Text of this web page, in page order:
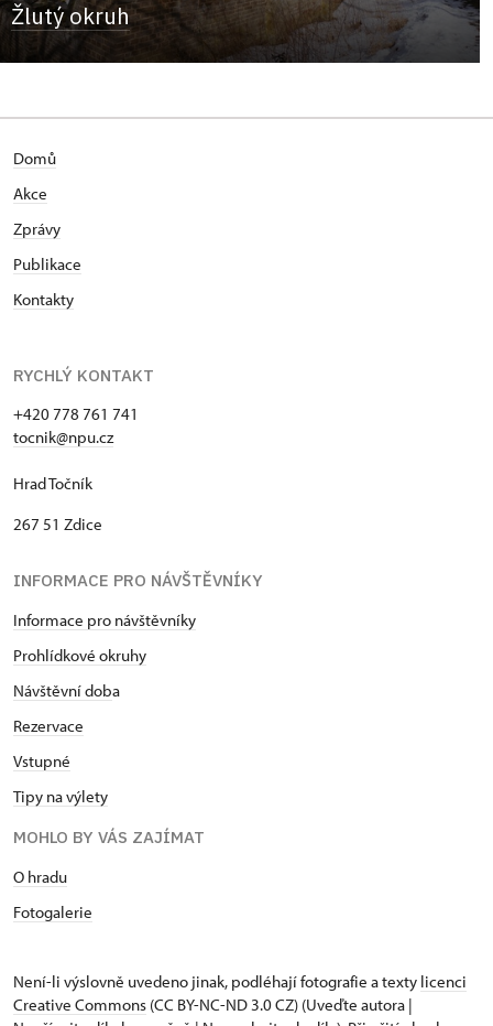
Žlutý okruh
Domů
Akce
Zprávy
Publikace
Kontakty
RYCHLÝ KONTAKT
+420 778 761 741
tocnik@npu.cz
Hrad Točník
267 51 Zdice
INFORMACE PRO NÁVŠTĚVNÍKY
Informace pro návštěvníky
Prohlídkové okruhy
Návštěvní doba
Rezervace
Vstupné
Tipy na výlety
MOHLO BY VÁS ZAJÍMAT
O hradu
Fotogalerie
Není-li výslovně uvedeno jinak, podléhají fotografie a texty licenci
Creative Commons (CC BY-NC-ND 3.0 CZ) (Uveďte autora |